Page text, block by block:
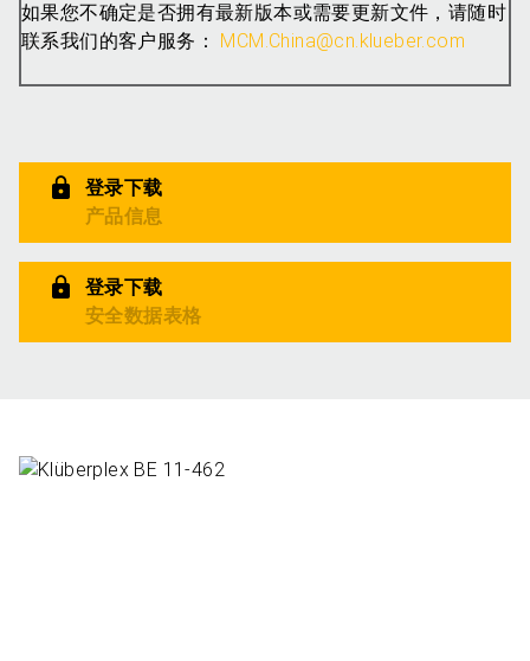
如果您不确定是否拥有最新版本或需要更新文件，请随时
联系我们的客户服务： MCM.China@cn.klueber.com
登录下载
产品信息
登录下载
安全数据表格